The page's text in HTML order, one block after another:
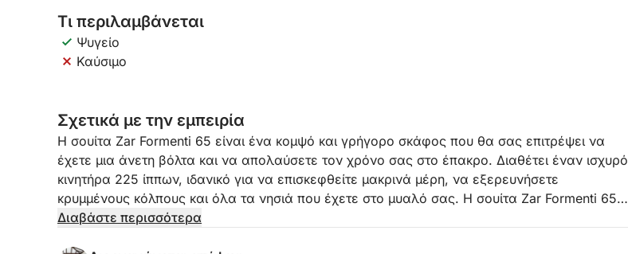
Τι περιλαμβάνεται
Ψυγείο
Καύσιμο
Σχετικά με την εμπειρία
Η σουίτα Zar Formenti 65 είναι ένα κομψό και γρήγορο σκάφος που θα σας επιτρέψει να
έχετε μια άνετη βόλτα και να απολαύσετε τον χρόνο σας στο έπακρο. Διαθέτει έναν ισχυρό
κινητήρα 225 ίππων, ιδανικό για να επισκεφθείτε μακρινά μέρη, να εξερευνήσετε
κρυμμένους κόλπους και όλα τα νησιά που έχετε στο μυαλό σας. Η σουίτα Zar Formenti 65
μπορεί να φιλοξενήσει έως και 12 άτομα. Είναι εξοπλισμένη με χώρο ηλιοθεραπείας με
Διαβάστε περισσότερα